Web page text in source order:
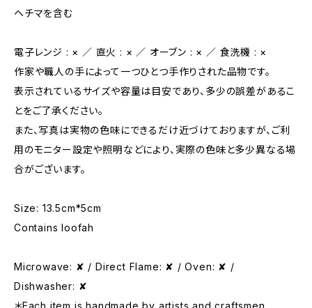
ヘチマを含む
電子レンジ : × ／ 直火 : × ／ オーブン : × ／ 食洗機 : ×
作家や職人の手によって一つひとつ手作りされた品物です。
表示されているサイズや容量は目安であり、多少の誤差があるこ
とをご了承ください。
また、写真は実物の色味にできるだけ近づけておりますが、ご利
用のモニター設定や照明などにより、実際の色味と多少異なる場
合がございます。
Size: 13.5cm*5cm
Contains loofah
Microwave: ✘ / Direct Flame: ✘ / Oven: ✘ /
Dishwasher: ✘
＊Each item is handmade by artists and craftsmen.